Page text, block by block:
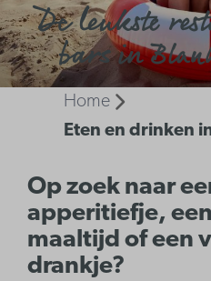
De leukste
bars in
Home
Eten en drinken
Op zoek naar
apperitiefje,
maaltijd of een
drankje?